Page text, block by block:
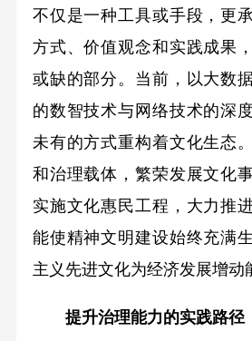
不仅是一种工具或手段，更
方式、价值观念和实践成果
或缺的部分。当前，以大数
的数智技术与网络技术的深
未有的方式重构着文化生态
和治理载体，繁荣发展文化
实施文化惠民工程，大力推
能使精神文明建设始终充满
主义先进文化为经济发展增动
提升治理能力的实践路径